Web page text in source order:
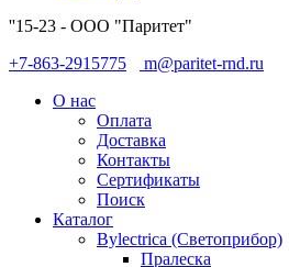
''15-23 - ООО "Паритет"
+7-863-2915775
m@paritet-rnd.ru
О нас
Оплата
Доставка
Контакты
Сертификаты
Поиск
Каталог
Bylectrica (Светоприбор)
Пралеска